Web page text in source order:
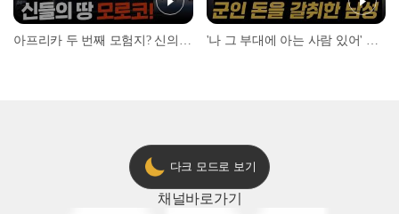
다크 모드로 보기
채널바로가기